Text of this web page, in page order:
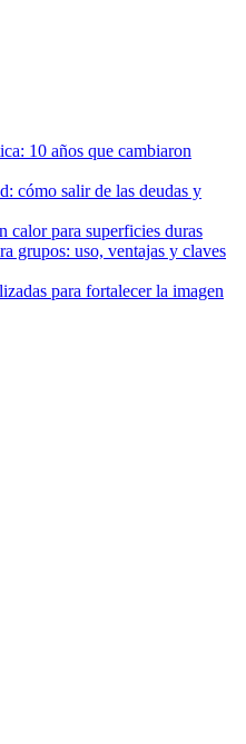
10 años que cambiaron
cómo salir de las deudas y
para superficies duras
grupos: uso, ventajas y claves
para fortalecer la imagen